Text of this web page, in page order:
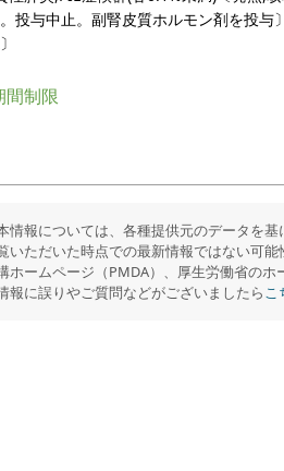
投与中止。副腎皮質ホルモン剤を投
間制限
情報については、各種提供元のデータを
いただいた時点での最新情報ではない可
ホームページ（PMDA）、厚生労働省の
報に誤りやご質問などがございましたらこ